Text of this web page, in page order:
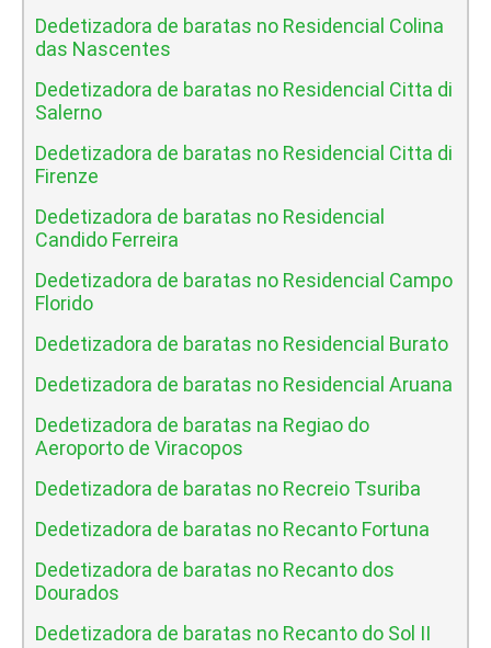
Dedetizadora de baratas no Residencial Colina
das Nascentes
Dedetizadora de baratas no Residencial Citta di
Salerno
Dedetizadora de baratas no Residencial Citta di
Firenze
Dedetizadora de baratas no Residencial
Candido Ferreira
Dedetizadora de baratas no Residencial Campo
Florido
Dedetizadora de baratas no Residencial Burato
Dedetizadora de baratas no Residencial Aruana
Dedetizadora de baratas na Regiao do
Aeroporto de Viracopos
Dedetizadora de baratas no Recreio Tsuriba
Dedetizadora de baratas no Recanto Fortuna
Dedetizadora de baratas no Recanto dos
Dourados
Dedetizadora de baratas no Recanto do Sol II